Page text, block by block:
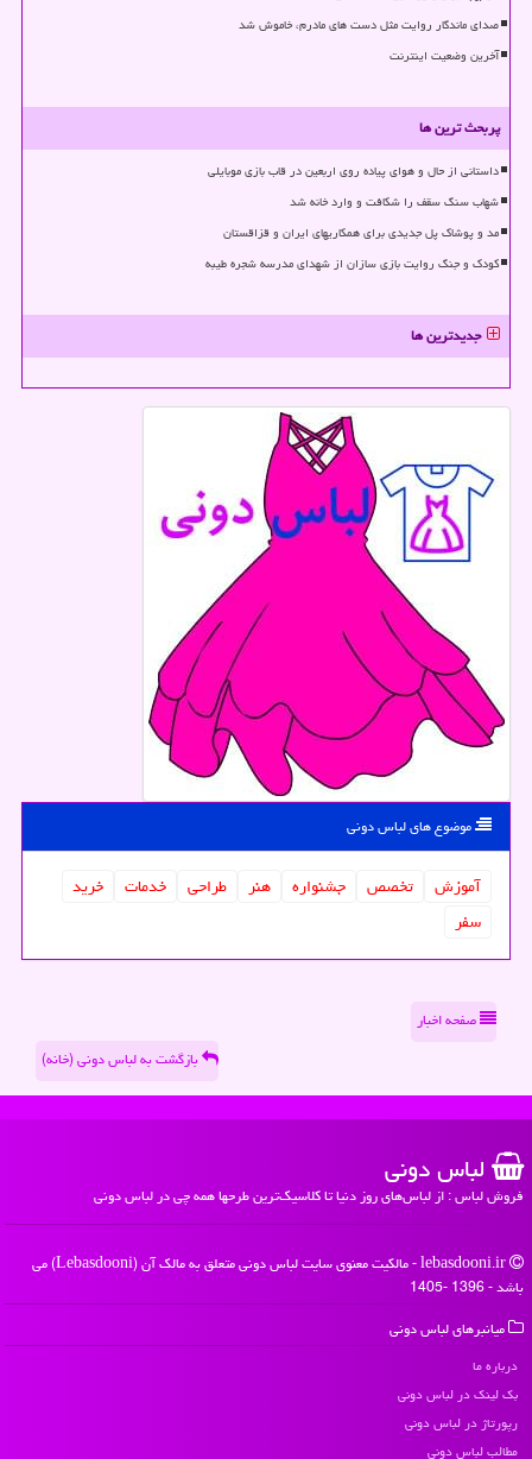
صدای ماندگار روایت مثل دست های مادرم، خاموش شد
آخرین وضعیت اینترنت
پربحث ترین ها
داستانی از حال و هوای پیاده روی اربعین در قاب بازی موبایلی
شهاب سنگ سقف را شکافت و وارد خانه شد
مد و پوشاک پل جدیدی برای همکاریهای ایران و قزاقستان
کودک و جنگ روایت بازی سازان از شهدای مدرسه شجره طیبه
جدیدترین ها
موضوع های لباس دونی
آموزش تخصص جشنواره هنر طراحی خدمات
خرید
سفر
صفحه اخبار
بازگشت به لباس دونی (خانه)
لباس دونی
فروش لباس : از لباس‌های روز دنیا تا کلاسیک‌ترین طرحها همه چی در لباس دونی
lebasdooni.ir - مالکیت معنوی سایت لباس دونی متعلق به مالک آن (Lebasdooni) می
باشد - 1396 -1405
میانبرهای لباس دونی
درباره ما
بک لینک در لباس دونی
رپورتاژ در لباس دونی
مطالب لباس دونی